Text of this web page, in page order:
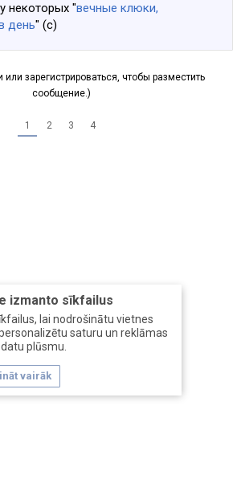
izmanto sīkfailus
lai nodrošinātu vietnes
saturu un reklāmas
plūsmu.
vairāk
по ноуту 5. Сорри что влез в ваш
некоторых "вечные клюки,
день" (с)
зарегистрироваться, чтобы разместить
сообщение.)
1 2 3 4